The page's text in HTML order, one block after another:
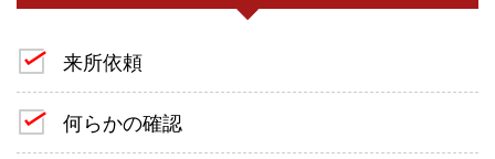
来所依頼
何らかの確認